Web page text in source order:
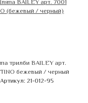
трилби BAILEY арт.
бежевый / черный
Артикул: 21-012-95